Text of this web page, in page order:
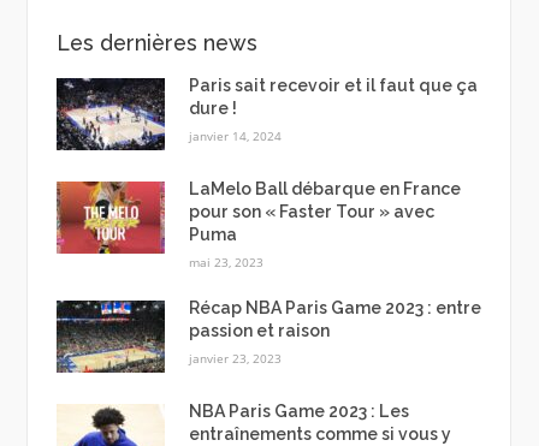
Les dernières news
Paris sait recevoir et il faut que ça
dure !
janvier 14, 2024
LaMelo Ball débarque en France
pour son « Faster Tour » avec
Puma
mai 23, 2023
Récap NBA Paris Game 2023 : entre
passion et raison
janvier 23, 2023
NBA Paris Game 2023 : Les
entraînements comme si vous y